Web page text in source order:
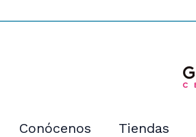
Conócenos Tiendas